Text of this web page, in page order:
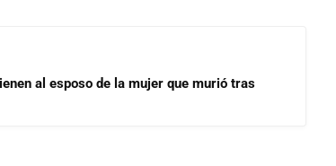
al esposo de la mujer que murió tras